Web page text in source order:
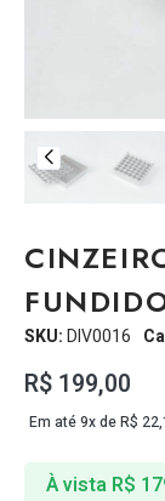
SKU:DIV0016
R$ 199,00
Em até 9x deR$
À vista R$